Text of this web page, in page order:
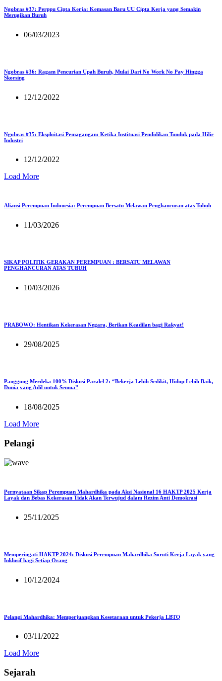
Ngobras #37: Perppu Cipta Kerja: Kemasan Baru UU Cipta Kerja yang Semakin
Merugikan Buruh
06/03/2023
Ngobras #36: Ragam Pencurian Upah Buruh, Mulai Dari No Work No Pay Hingga
Skorsing
12/12/2022
Ngobras #35: Eksploitasi Pemagangan: Ketika Instituasi Pendidikan Tunduk pada Hilir
Industri
12/12/2022
Load More
Aliansi Perempuan Indonesia: Perempuan Bersatu Melawan Penghancuran atas Tubuh
11/03/2026
SIKAP POLITIK GERAKAN PEREMPUAN : BERSATU MELAWAN
PENGHANCURAN ATAS TUBUH
10/03/2026
PRABOWO: Hentikan Kekerasan Negara, Berikan Keadilan bagi Rakyat!
29/08/2025
Panggung Merdeka 100% Diskusi Paralel 2: “Bekerja Lebih Sedikit, Hidup Lebih Baik,
Dunia yang Adil untuk Semua”
18/08/2025
Load More
Pelangi
Pernyataan Sikap Perempuan Mahardhika pada Aksi Nasional 16 HAKTP 2025 Kerja
Layak dan Bebas Kekerasan Tidak Akan Terwujud dalam Rezim Anti Demokrasi
25/11/2025
Memperingati HAKTP 2024: Diskusi Perempuan Mahardhika Soroti Kerja Layak yang
Inklusif bagi Setiap Orang
10/12/2024
Pelangi Mahardhika: Memperjuangkan Kesetaraan untuk Pekerja LBTQ
03/11/2022
Load More
Sejarah